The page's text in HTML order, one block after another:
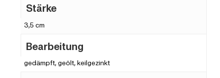
Stärke
3,5 cm
Bearbeitung
gedämpft, geölt, keilgezinkt